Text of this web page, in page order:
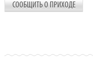
СООБЩИТЬ О ПРИХОДЕ